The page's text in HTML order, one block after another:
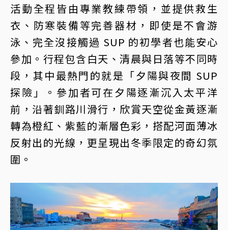
活動全程皆由專業教練帶領，並提供救生
衣、防寒裝備等完善器材，即使是不會游
泳、完全沒接觸過 SUP 的初學者也能安心
參加。行程包含白天、清晨與日落等不同時
段，其中最熱門的就是「夕陽與夜間 SUP
探險」。參加者可在夕陽逐漸沉入太平洋
前，沿著釧路川滑行，欣賞天空從金黃逐漸
轉為橙紅、紫藍的漸層色彩，搭配河面薄冰
反射出的光線，更呈現出冬季限定的奇幻氛
圍。